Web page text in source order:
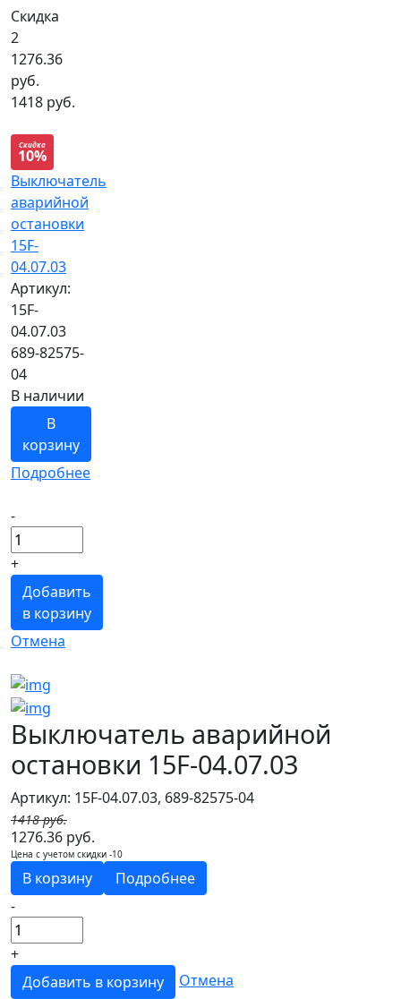
Скидка
2
1276.36
руб.
1418 руб.
Скидка
10%
Выключатель
аварийной
остановки
15F-
04.07.03
Артикул:
15F-
04.07.03
689-82575-
04
В наличии
В
корзину
Подробнее
-
+
Добавить
в корзину
Отмена
Выключатель аварийной
остановки 15F-04.07.03
Артикул: 15F-04.07.03, 689-82575-04
1418 руб.
1276.36 руб.
Цена с учетом скидки -10
В корзину
Подробнее
-
+
Добавить в корзину
Отмена